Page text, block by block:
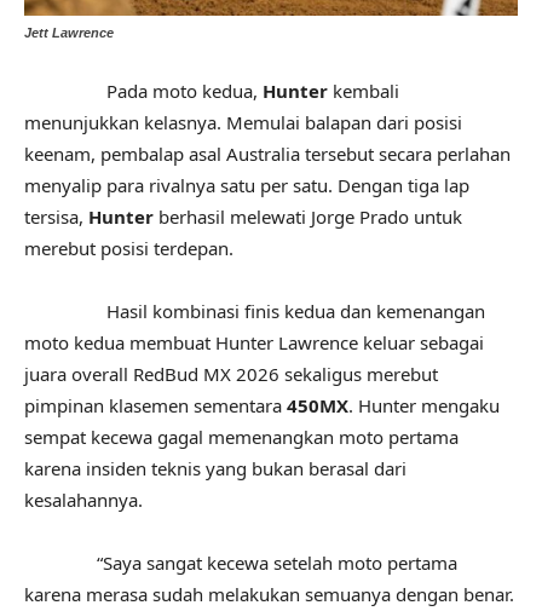
Jett Lawrence
Pada moto kedua, Hunter kembali
menunjukkan kelasnya. Memulai balapan dari posisi
keenam, pembalap asal Australia tersebut secara perlahan
menyalip para rivalnya satu per satu. Dengan tiga lap
tersisa, Hunter berhasil melewati Jorge Prado untuk
merebut posisi terdepan.
Hasil kombinasi finis kedua dan kemenangan
moto kedua membuat Hunter Lawrence keluar sebagai
juara overall RedBud MX 2026 sekaligus merebut
pimpinan klasemen sementara 450MX. Hunter mengaku
sempat kecewa gagal memenangkan moto pertama
karena insiden teknis yang bukan berasal dari
kesalahannya.
“Saya sangat kecewa setelah moto pertama
karena merasa sudah melakukan semuanya dengan benar.